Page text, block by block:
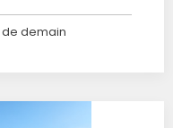
demain